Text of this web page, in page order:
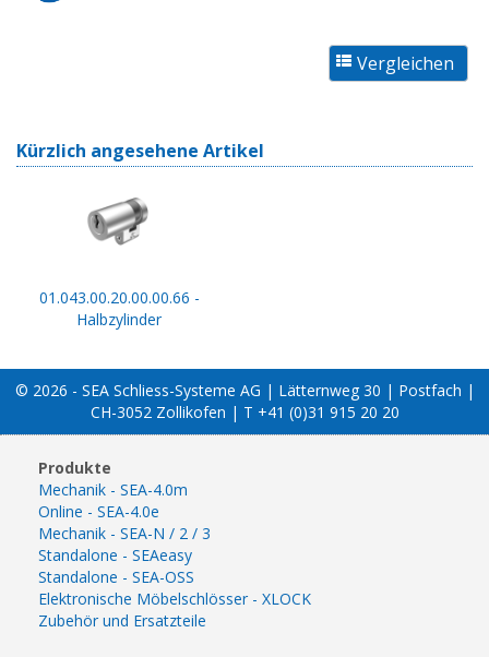
Kürzlich angesehene Artikel
01.043.00.20.00.00.66 -
Halbzylinder
© 2026 - SEA Schliess-Systeme AG | Lätternweg 30 | Postfach |
CH-3052 Zollikofen | T +41 (0)31 915 20 20
Produkte
Mechanik - SEA-4.0m
Online - SEA-4.0e
Mechanik - SEA-N / 2 / 3
Standalone - SEAeasy
Standalone - SEA-OSS
Elektronische Möbelschlösser - XLOCK
Zubehör und Ersatzteile